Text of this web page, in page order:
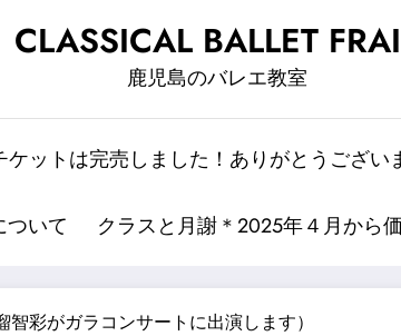
CLASSICAL BALLET
鹿児島のバレエ教室
ケットは完売しました！ありがとうござい
ついて クラスと月謝＊2025年４月から
智彩がガラコンサートに出演します）